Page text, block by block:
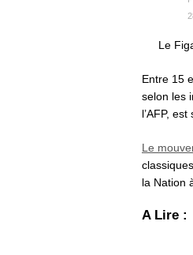
Le
Entre 15
selon les
l’AFP, est
Le
la Nation
A Lire :